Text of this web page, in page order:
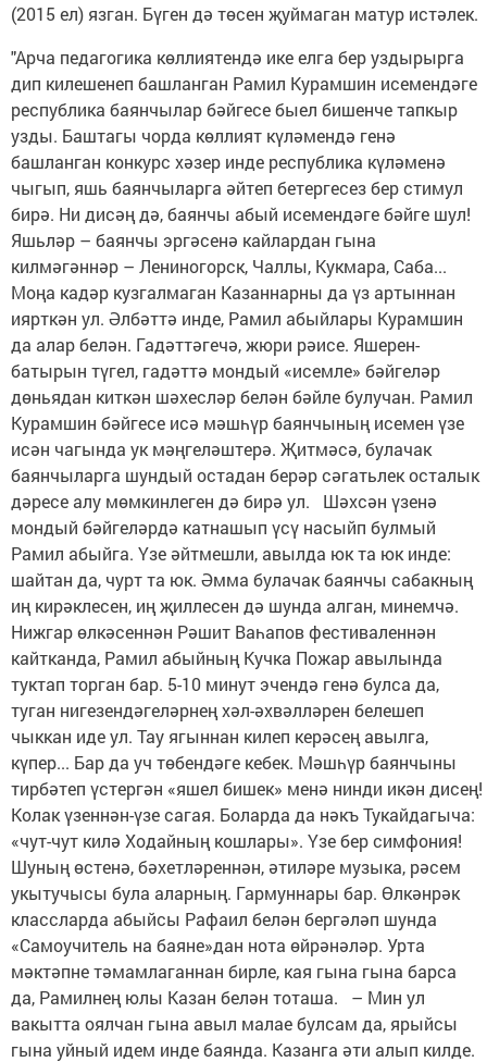
(2015 ел) язган. Бүген дә төсен җуймаган матур истәлек.
"Арча педагогика көллиятендә ике елга бер уздырырга
дип килешенеп башланган Рамил Курамшин исемендәге
республика баянчылар бәйгесе быел бишенче тапкыр
узды. Баштагы чорда көллият күләмендә генә
башланган конкурс хәзер инде республика күләменә
чыгып, яшь баянчыларга әйтеп бетергесез бер стимул
бирә. Ни дисәң дә, баянчы абый исемендәге бәйге шул!
Яшьләр – баянчы эргәсенә кайлардан гына
килмәгәннәр – Лениногорск, Чаллы, Кукмара, Саба...
Моңа кадәр кузгалмаган Казаннарны да үз артыннан
иярткән ул. Әлбәттә инде, Рамил абыйлары Курамшин
да алар белән. Гадәттәгечә, жюри рәисе. Яшерен-
батырын түгел, гадәттә мондый «исемле» бәйгеләр
дөньядан киткән шәхесләр белән бәйле булучан. Рамил
Курамшин бәйгесе исә мәшһүр баянчының исемен үзе
исән чагында ук мәңгеләштерә. Җитмәсә, булачак
баянчыларга шундый остадан берәр сәгатьлек осталык
дәресе алу мөмкинлеген дә бирә ул. Шәхсән үзенә
мондый бәйгеләрдә катнашып үсү насыйп булмый
Рамил абыйга. Үзе әйтмешли, авылда юк та юк инде:
шайтан да, чурт та юк. Әмма булачак баянчы сабакның
иң кирәклесен, иң җиллесен дә шунда алган, минемчә.
Нижгар өлкәсеннән Рәшит Ваһапов фестиваленнән
кайтканда, Рамил абыйның Кучка Пожар авылында
туктап торган бар. 5-10 минут эчендә генә булса да,
туган нигезендәгеләрнең хәл-әхвәлләрен белешеп
чыккан иде ул. Тау ягыннан килеп керәсең авылга,
күпер... Бар да уч төбендәге кебек. Мәшһүр баянчыны
тирбәтеп үстергән «яшел бишек» менә нинди икән дисең!
Колак үзеннән-үзе сагая. Боларда да нәкъ Тукайдагыча:
«чут-чут килә Ходайның кошлары». Үзе бер симфония!
Шуның өстенә, бәхетләреннән, әтиләре музыка, рәсем
укытучысы була аларның. Гармуннары бар. Өлкәнрәк
классларда абыйсы Рафаил белән бергәләп шунда
«Самоучитель на баяне»дан нота өйрәнәләр. Урта
мәктәпне тәмамлаганнан бирле, кая гына гына барса
да, Рамилнең юлы Казан белән тоташа. – Мин ул
вакытта оялчан гына авыл малае булсам да, ярыйсы
гына уйный идем инде баянда. Казанга әти алып килде.